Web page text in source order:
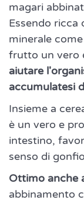
magari
Essendo ricca
minerale
frutto un vero
aiutare
accumulatesi
Insieme a
è un vero e
intestino,
senso di
Ottimo anche
abbinamento